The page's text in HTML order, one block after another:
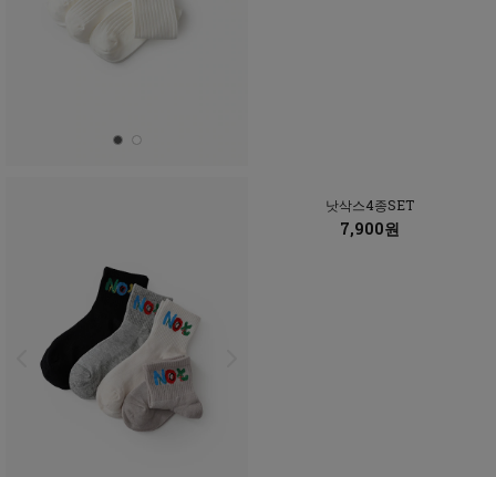
낫삭스4종SET
7,900원